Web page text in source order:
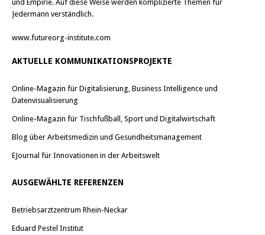
und Empirie. Auf diese Weise werden komplizierte Themen für
Jedermann verständlich.
www.futureorg-institute.com
AKTUELLE KOMMUNIKATIONSPROJEKTE
Online-Magazin für Digitalisierung, Business Intelligence und
Datenvisualisierung
Online-Magazin für Tischfußball, Sport und Digitalwirtschaft
Blog über Arbeitsmedizin und Gesundheitsmanagement
EJournal für Innovationen in der Arbeitswelt
AUSGEWÄHLTE REFERENZEN
Betriebsarztzentrum Rhein-Neckar
Eduard Pestel Institut